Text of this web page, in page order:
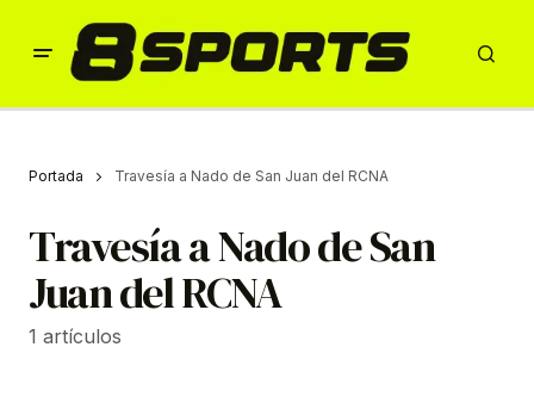
Portada Travesía a Nado de San Juan del RCNA
Travesía a Nado de San
Juan del RCNA
1 artículos